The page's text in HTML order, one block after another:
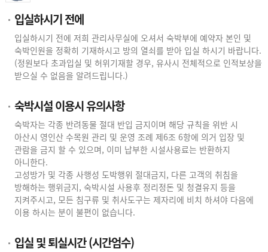
입실하시기 전에
입실하시기 전에 저희 관리사무실에 오셔서 숙박부에 예약자 본인 및
숙박인원을 정확히 기재하시고 방의 열쇠를 받아 입실 하시기 바랍니다.
(정원보다 초과입실 및 허위기재할 경우, 유사시 전체적으로 인적보상을
받으실 수 없음을 알려드립니다.)
숙박시설 이용시 유의사항
숙박자는 각종 반려동물 절대 반입 금지이며 해당 규칙을 위반 시
아산시 영인산 수목원 관리 및 운영 조례 제6조 6항에 의거 입장 및
관람을 금지 할 수 있으며, 이미 납부한 시설사용료는 반환하지
아니한다.
고성방가 및 각종 사행성 도박행위 절대금지, 다른 고객의 취침을
방해하는 행위금지, 숙박시설 사용후 정리정돈 및 청결유지 등을
지켜주시고, 모든 침구류 및 취사도구는 제자리에 비치 하셔야 다음에
이용 하시는 분이 불편이 없습니다.
입실 및 퇴실시간 (시간엄수)